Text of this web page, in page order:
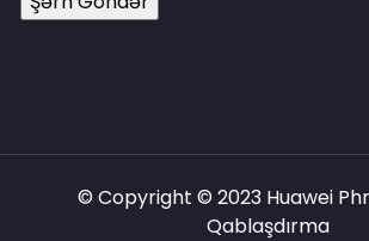
© Copyright © 2023 Huawei
Qablaşdırma